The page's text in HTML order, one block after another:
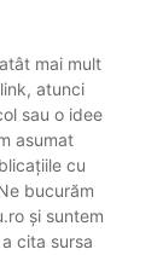
mai mult
atunci
sau o idee
asumat
cu
bucurăm
și suntem
cita sursa